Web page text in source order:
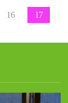
16 17